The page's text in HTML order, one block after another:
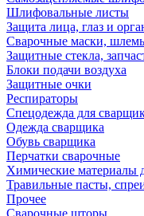
Шлифовальные листы
Защита лица, глаз и
Сварочные маски,
Защитные стекла,
Блоки подачи воздуха
Защитные очки
Респираторы
Спецодежда для
Одежда сварщика
Обувь сварщика
Перчатки сварочные
Химические материалы
Травильные пасты,
Прочее
Сварочные шторы